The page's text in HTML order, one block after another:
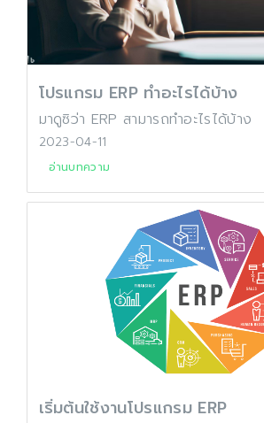
โปรแกรม ERP ทำอะไรได้บ้าง
มาดูซิว่า ERP สามารถทำอะไรได้บ้าง
2023-04-11
อ่านบทความ
เริ่มต้นใช้งานโปรแกรม ERP